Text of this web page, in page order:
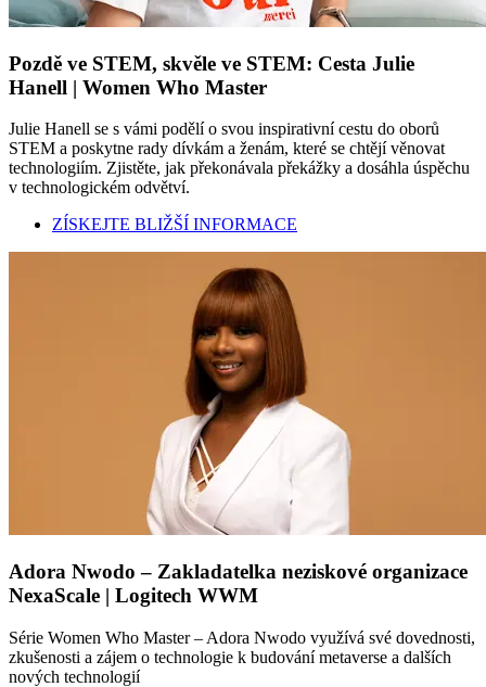
Pozdě ve STEM, skvěle ve STEM: Cesta Julie
Hanell | Women Who Master
Julie Hanell se s vámi podělí o svou inspirativní cestu do oborů
STEM a poskytne rady dívkám a ženám, které se chtějí věnovat
technologiím. Zjistěte, jak překonávala překážky a dosáhla úspěchu
v technologickém odvětví.
ZÍSKEJTE BLIŽŠÍ INFORMACE
Adora Nwodo – Zakladatelka neziskové organizace
NexaScale | Logitech WWM
Série Women Who Master – Adora Nwodo využívá své dovednosti,
zkušenosti a zájem o technologie k budování metaverse a dalších
nových technologií